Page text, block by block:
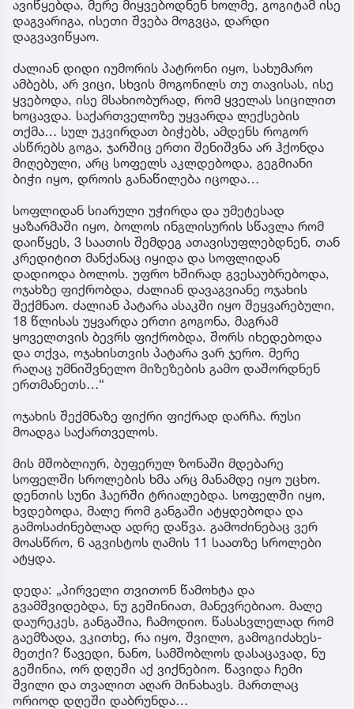
ავიწყებდა, მერე მიყვებოდნენ ხოლმე, გოგიტამ ისე
დაგვარიგა, ისეთი შვება მოგვცა, დარდი
დაგვავიწყაო.
ძალიან დიდი იუმორის პატრონი იყო, სახუმარო
ამბებს, არ ვიცი, სხვის მოგონილს თუ თავისას, ისე
ყვებოდა, ისე მსახიობურად, რომ ყველას სიცილით
ხოცავდა. საქართველოზე უყვარდა ლექსების
თქმა… სულ უკვირდათ ბიჭებს, ამდენს როგორ
ასწრებს გოგა, ჯარშიც ერთი შენიშვნა არ ჰქონდა
მიღებული, არც სოფელს აკლდებოდა, გეგმიანი
ბიჭი იყო, დროის განაწილება იცოდა…
სოფლიდან სიარული უჭირდა და უმეტესად
ყაზარმაში იყო, ბოლოს ინგლისურის სწავლა რომ
დაიწყეს, 3 საათის შემდეგ ათავისუფლებდნენ, თან
კრედიტით მანქანაც იყიდა და სოფლიდან
დადიოდა ბოლოს. უფრო ხშირად გვესაუბრებოდა,
ოჯახზე ფიქრობდა, ძალიან დავაგვიანე ოჯახის
შექმნაო. ძალიან პატარა ასაკში იყო შეყვარებული,
18 წლისას უყვარდა ერთი გოგონა, მაგრამ
ყოველთვის ბევრს ფიქრობდა, შორს იხედებოდა
და თქვა, ოჯახისთვის პატარა ვარ ჯერო. მერე
რაღაც უმნიშვნელო მიზეზების გამო დაშორდნენ
ერთმანეთს…“
ოჯახის შექმნაზე ფიქრი ფიქრად დარჩა. რუსი
მოადგა საქართველოს.
მის მშობლიურ, ბუფერულ ზონაში მდებარე
სოფელში სროლების ხმა არც მანამდე იყო უცხო.
დენთის სუნი ჰაერში ტრიალებდა. სოფელში იყო,
ხვდებოდა, მალე რომ განგაში ატყდებოდა და
გამოსაძინებლად ადრე დაწვა. გამოძინებაც ვერ
მოასწრო, 6 აგვისტოს ღამის 11 საათზე სროლები
ატყდა.
დედა: „პირველი თვითონ წამოხტა და
გვამშვიდებდა, ნუ გეშინიათ, მანევრებიაო. მალე
დაურეკეს, განგაშია, ჩამოდიო. წასასვლელად რომ
გაემზადა, ვკითხე, რა იყო, შვილო, გამოგიძახეს-
მეთქი? წავედი, ნანო, სამშობლოს დასაცავად, ნუ
გეშინია, ორ დღეში აქ ვიქნებიო. წავიდა ჩემი
შვილი და თვალით აღარ მინახავს. მართლაც
ორიოდ დღეში დაბრუნდა…